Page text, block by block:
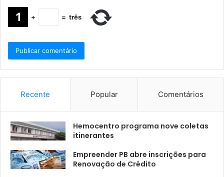
+ = três
Recente Popular Comentários
Hemocentro programa nove coletas
itinerantes
Empreender PB abre inscrições para
Renovação de Crédito